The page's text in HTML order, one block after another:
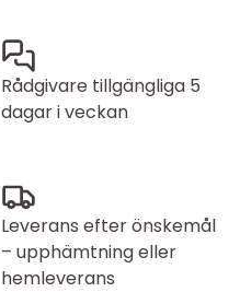
Rådgivare tillgängliga 5
dagar i veckan
Leverans efter önskemål
– upphämtning eller
hemleverans